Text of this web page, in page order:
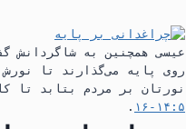
عیسی همچنین به شاگردانش
روی پایه می‌گذارند تا
نورتان بر مردم بتابد تا
۵:‏۱۴-‏۱۶
‏.‏